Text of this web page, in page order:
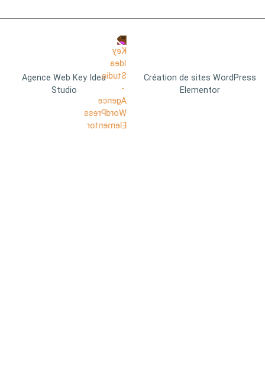
Agence Web Key Idea
Studio
Création de sites WordPress
Elementor